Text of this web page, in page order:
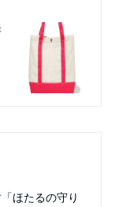
ほたるの守り